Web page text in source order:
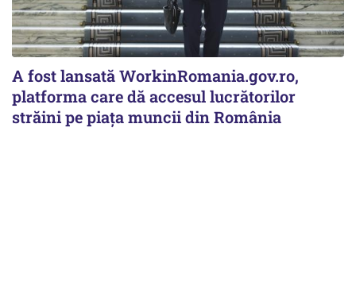
A fost lansată WorkinRomania.gov.ro,
platforma care dă accesul lucrătorilor
străini pe piața muncii din România